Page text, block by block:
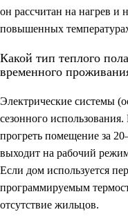
он рассчитан на нагрев и
повышенных
Какой тип теплого
временного
Электрические системы
сезонного
прогреть помещение за
выходит на рабочий
Если дом используется
программируемым
отсутствие жильцов.